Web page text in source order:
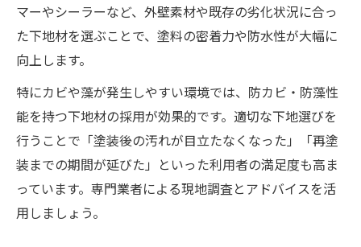
マーやシーラーなど、外壁素材や既存の劣化状況に合っ
た下地材を選ぶことで、塗料の密着力や防水性が大幅に
向上します。
特にカビや藻が発生しやすい環境では、防カビ・防藻性
能を持つ下地材の採用が効果的です。適切な下地選びを
行うことで「塗装後の汚れが目立たなくなった」「再塗
装までの期間が延びた」といった利用者の満足度も高ま
っています。専門業者による現地調査とアドバイスを活
用しましょう。